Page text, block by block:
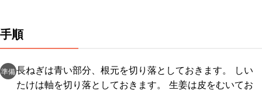
手順
準備長ねぎは青い部分、根元を切り落としておきます。 しい
たけは軸を切り落としておきます。 生姜は皮をむいてお